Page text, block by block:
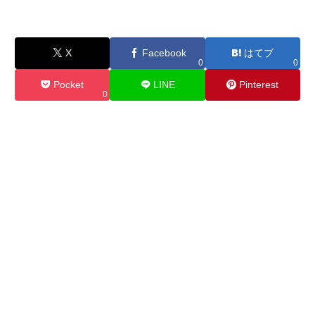
X Facebook
0
はてブ
0
Pocket
0
LINE Pinterest